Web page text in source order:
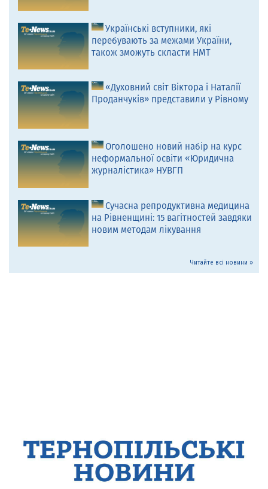
Українські вступники, які
перебувають за межами України,
також зможуть скласти НМТ
«Духовний світ Віктора і Наталії
Проданчуків» представили у Рівному
Оголошено новий набір на курс
неформальної освіти «Юридична
журналістика» НУВГП
Сучасна репродуктивна медицина
на Рівненщині: 15 вагітностей завдяки
новим методам лікування
Читайте всі новини »